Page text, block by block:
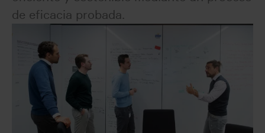
de eficacia probada.